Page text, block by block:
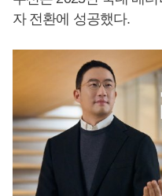
자 전환에 성공했다.